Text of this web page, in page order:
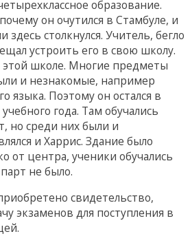
образование.
он очутился в Стамбуле, и
здесь столкнулся. Учитель, бегло
устроить его в свою школу.
этой школе. Многие предметы
и незнакомые, например
языка. Поэтому он остался в
года. Там обучались
но среди них были и
и Харрис. Здание было
от центра, ученики обучались
не было.
свидетельство,
экзаменов для поступления в